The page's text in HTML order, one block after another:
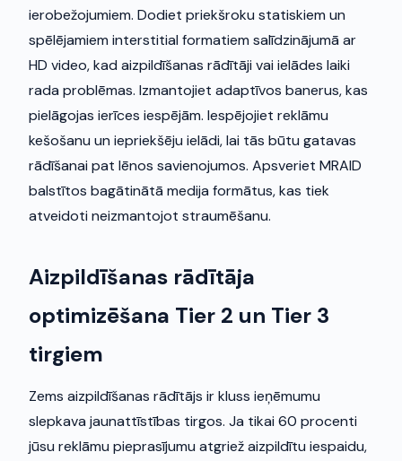
ierobežojumiem. Dodiet priekšroku statiskiem un
spēlējamiem interstitial formatiem salīdzinājumā ar
HD video, kad aizpildīšanas rādītāji vai ielādes laiki
rada problēmas. Izmantojiet adaptīvos banerus, kas
pielāgojas ierīces iespējām. Iespējojiet reklāmu
kešošanu un iepriekšēju ielādi, lai tās būtu gatavas
rādīšanai pat lēnos savienojumos. Apsveriet MRAID
balstītos bagātinātā medija formātus, kas tiek
atveidoti neizmantojot straumēšanu.
Aizpildīšanas rādītāja
optimizēšana Tier 2 un Tier 3
tirgiem
Zems aizpildīšanas rādītājs ir kluss ieņēmumu
slepkava jaunattīstības tirgos. Ja tikai 60 procenti
jūsu reklāmu pieprasījumu atgriež aizpildītu iespaidu,